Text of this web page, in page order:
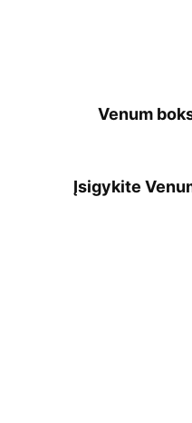
Venum
Įsigykite